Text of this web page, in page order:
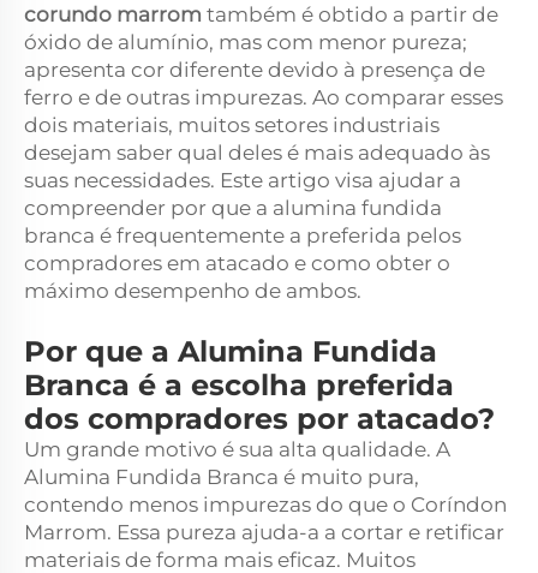
corundo marrom também é obtido a partir de
óxido de alumínio, mas com menor pureza;
apresenta cor diferente devido à presença de
ferro e de outras impurezas. Ao comparar esses
dois materiais, muitos setores industriais
desejam saber qual deles é mais adequado às
suas necessidades. Este artigo visa ajudar a
compreender por que a alumina fundida
branca é frequentemente a preferida pelos
compradores em atacado e como obter o
máximo desempenho de ambos.
Por que a Alumina Fundida
Branca é a escolha preferida
dos compradores por atacado?
Um grande motivo é sua alta qualidade. A
Alumina Fundida Branca é muito pura,
contendo menos impurezas do que o Coríndon
Marrom. Essa pureza ajuda-a a cortar e retificar
materiais de forma mais eficaz. Muitos